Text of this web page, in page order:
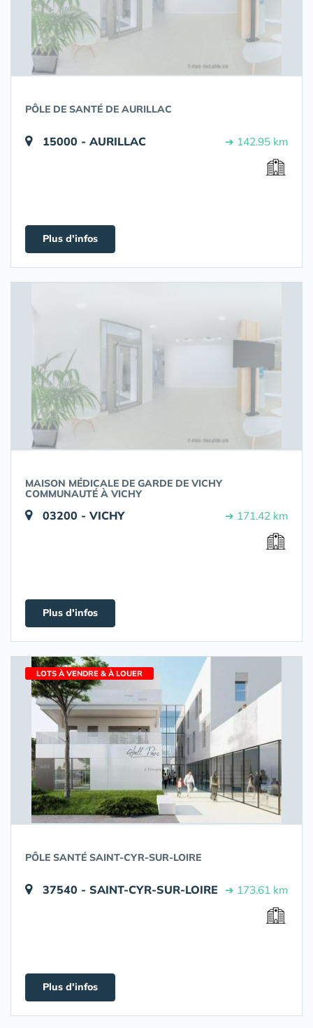
PÔLE DE SANTÉ DE AURILLAC
15000 - AURILLAC ➔ 142.95 km
Plus d'infos
MAISON MÉDICALE DE GARDE DE VICHY
COMMUNAUTÉ À VICHY
03200 - VICHY ➔ 171.42 km
Plus d'infos
LOTS À VENDRE & À LOUER
PÔLE SANTÉ SAINT-CYR-SUR-LOIRE
37540 - SAINT-CYR-SUR-LOIRE ➔ 173.61 km
Plus d'infos